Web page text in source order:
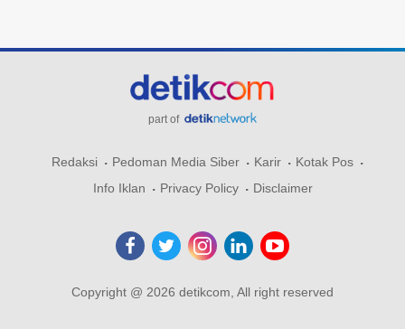
part of
Redaksi Pedoman Media Siber Karir
Kotak Pos
Info Iklan
Privacy Policy Disclaimer
Copyright @ 2026 detikcom, All right reserved